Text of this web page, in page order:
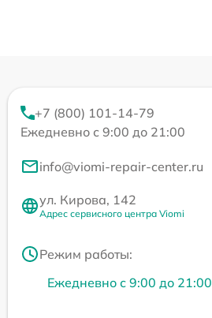
+7 (800) 101-14-79
Ежедневно с 9:00 до 21:00
info@viomi-repair-center.ru
ул. Кирова, 142
Адрес сервисного центра Viomi
Режим работы:
Ежедневно с 9:00 до 21:00